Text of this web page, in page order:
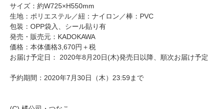
サイズ：約W725×H550mm
生地：ポリエステル／紐：ナイロン／棒：PVC
包装：OPP袋入、シール貼り有
発売・販売元：KADOKAWA
価格：本体価格3,670円＋税
お届け予定日： 2020年8月20日(木)発売日以降、順次お届け予定
予約期間：2020年7月30日（木）23:59まで